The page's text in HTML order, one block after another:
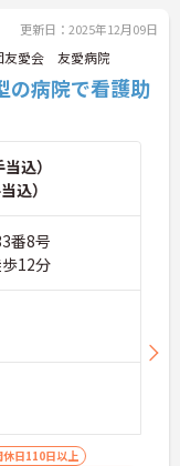
更新日：2025年12月09日
友愛会 友愛病院
の病院で看護助
込）
込）
番8号
12分
休日110日以上